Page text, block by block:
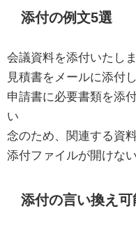
添付の例文5選
会議資料を添付いたし
見積書をメールに添付
申請書に必要書類を添
い
念のため、関連する資
添付ファイルが開けな
添付の言い換え